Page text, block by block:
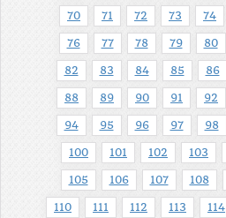
70 71 72 73 74
76 77 78 79 80
82 83 84 85 86
88 89 90 91 92
94 95 96 97 98
100 101 102 103
105 106 107 108
110 111 112 113 114